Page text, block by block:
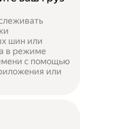
шин или
в режиме
с помощью
или